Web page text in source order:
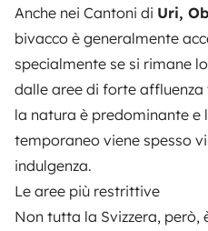
Anche nei Cantoni di Uri,
bivacco è generalmente
specialmente se si rimane
dalle aree di forte
la natura è predominante e
temporaneo viene spesso
indulgenza.
Le aree più restrittive
Non tutta la Svizzera, però,